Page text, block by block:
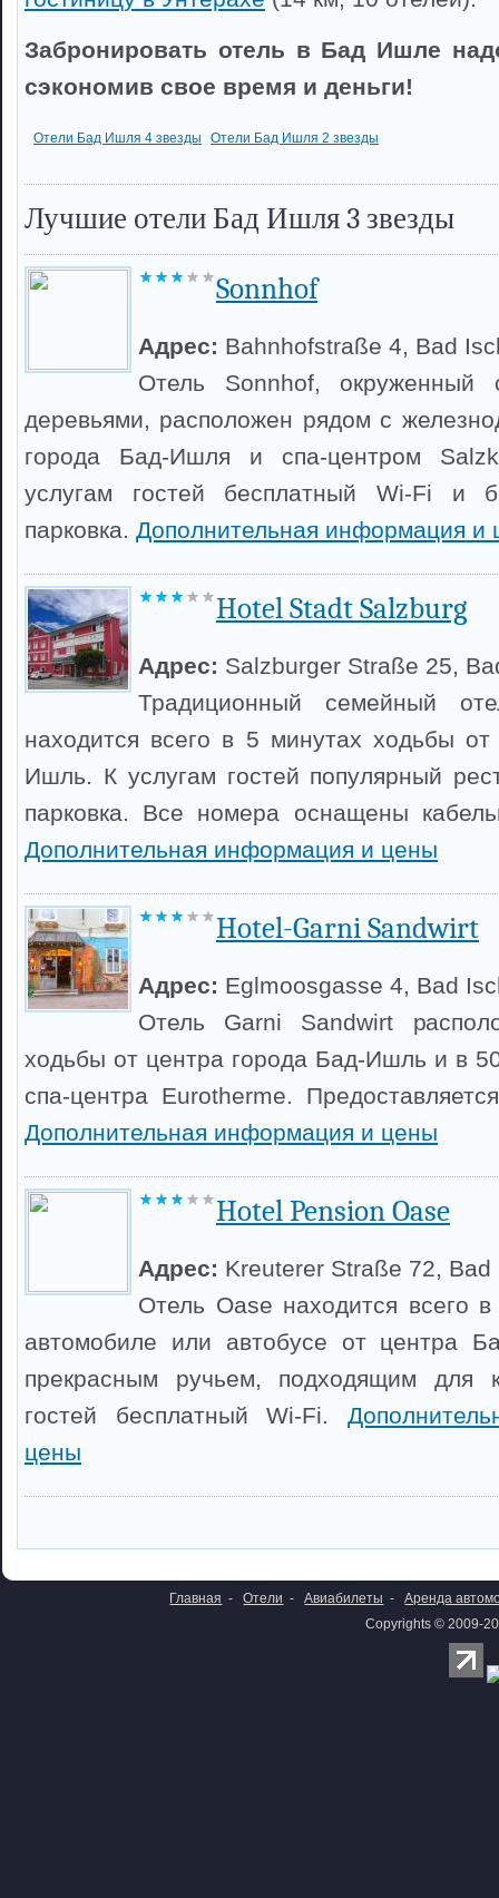
Забронировать отель в Бад Ишле
сэкономив свое время и деньги!
Отели Бад Ишля 4 звезды Отели Бад Ишля 2 звезды
Лучшие отели Бад Ишля 3 звезды
Sonnhof
Адрес: Bahnhofstraße 4, Bad
Отель Sonnhof, окруженный
деревьями, расположен рядом с
города Бад-Ишля и спа-центром
услугам гостей бесплатный Wi-Fi и
парковка. Дополнительная информация и
Hotel Stadt Salzburg
Адрес: Salzburger Straße 25,
Традиционный семейный
находится всего в 5 минутах ходьбы
Ишль. К услугам гостей популярный
парковка. Все номера оснащены
Дополнительная информация и цены
Hotel-Garni Sandwirt
Адрес: Eglmoosgasse 4, Bad
Отель Garni Sandwirt
ходьбы от центра города Бад-Ишль и в
спа-центра Eurotherme.
Дополнительная информация и цены
Hotel Pension Oase
Адрес: Kreuterer Straße 72, Bad
Отель Oase находится всего
автомобиле или автобусе от центра
прекрасным ручьем, подходящим для
гостей бесплатный Wi-Fi.
цены
Главная - Отели - Авиабилеты -
Аренда
Copyrights © 2009-